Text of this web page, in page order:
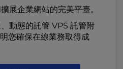
展企業網站的完美平臺。
動態的託管 VPS 託管附
您確保在線業務取得成